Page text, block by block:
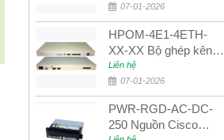
80AD/MWS-12-54-
80BD
07-01-2026
HPOM-4E1-4ETH-
XX-XX Bộ ghép kênh
quang quản lý SDH
4E1+4ETH+RS232
Liên hệ
07-01-2026
PWR-RGD-AC-DC-
250 Nguồn Cisco